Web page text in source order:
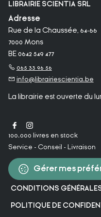
LIBRAIRIE SCIENTIA SRL
Adresse
Rue de la Chaussée, 64-66
7000 Mons
BE 0642 549 477
065 33 96 56
info@librairiescientia.be
La librairie est ouverte du
100.000 livres en stock
Service - Conseil - Livraison
Gérer mes
CONDITIONS
POLITIQUE DE